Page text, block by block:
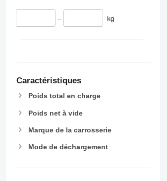
– kg
Caractéristiques
Poids total en charge
Poids net à vide
Marque de la carrosserie
Mode de déchargement